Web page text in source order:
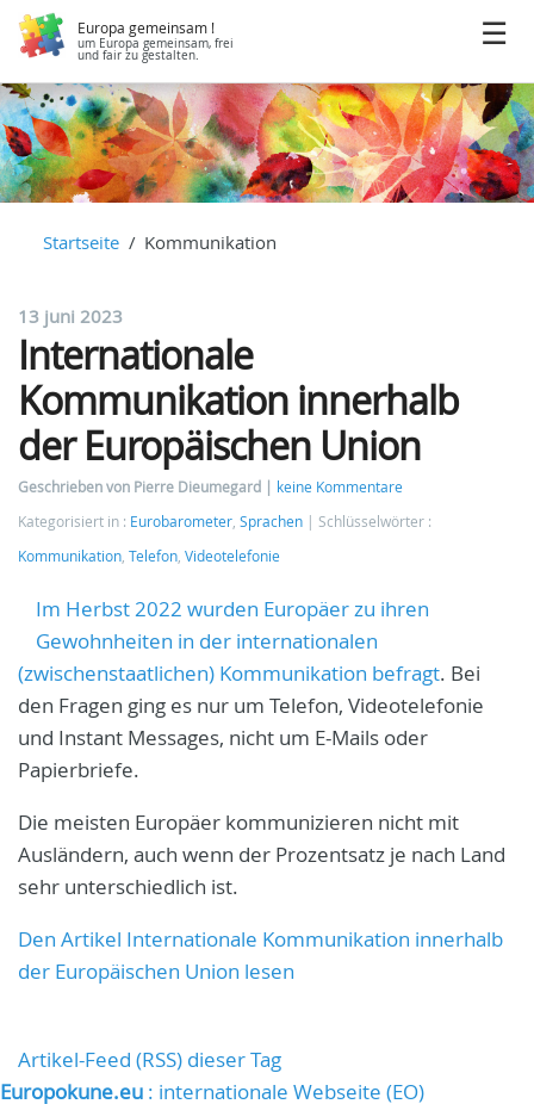
Europa gemeinsam !
um Europa gemeinsam, frei
und fair zu gestalten.
Startseite Kommunikation
13 juni 2023
Internationale
Kommunikation innerhalb
der Europäischen Union
Geschrieben von Pierre Dieumegard
keine Kommentare
Kategorisiert in : Eurobarometer Sprachen
Schlüsselwörter :
Kommunikation Telefon Videotelefonie
Im Herbst 2022 wurden Europäer zu ihren
Gewohnheiten in der internationalen
(zwischenstaatlichen) Kommunikation befragt. Bei
den Fragen ging es nur um Telefon, Videotelefonie
und Instant Messages, nicht um E-Mails oder
Papierbriefe.
Die meisten Europäer kommunizieren nicht mit
Ausländern, auch wenn der Prozentsatz je nach Land
sehr unterschiedlich ist.
Den Artikel Internationale Kommunikation innerhalb
der Europäischen Union lesen
Artikel-Feed (RSS) dieser Tag
Europokune.eu : internationale Webseite (EO)